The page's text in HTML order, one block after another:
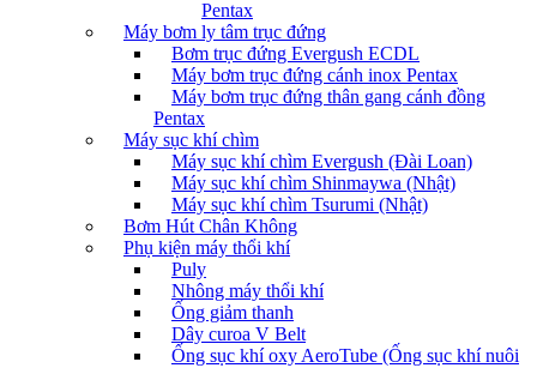
Pentax
Máy bơm ly tâm trục đứng
Bơm trục đứng Evergush ECDL
Máy bơm trục đứng cánh inox Pentax
Máy bơm trục đứng thân gang cánh đồng
Pentax
Máy sục khí chìm
Máy sục khí chìm Evergush (Đài Loan)
Máy sục khí chìm Shinmaywa (Nhật)
Máy sục khí chìm Tsurumi (Nhật)
Bơm Hút Chân Không
Phụ kiện máy thổi khí
Puly
Nhông máy thổi khí
Ống giảm thanh
Dây curoa V Belt
Ống sục khí oxy AeroTube (Ống sục khí nuôi